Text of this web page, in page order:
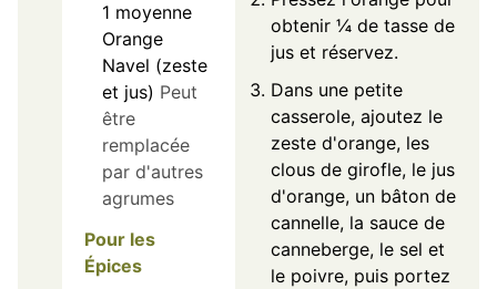
1 moyenne
Orange
Navel (zeste
et jus) Peut
être
remplacée
par d'autres
agrumes
Pour les
Épices
obtenir ¼ de tasse de
jus et réservez.
Dans une petite
casserole, ajoutez le
zeste d'orange, les
clous de girofle, le jus
d'orange, un bâton de
cannelle, la sauce de
canneberge, le sel et
le poivre, puis portez